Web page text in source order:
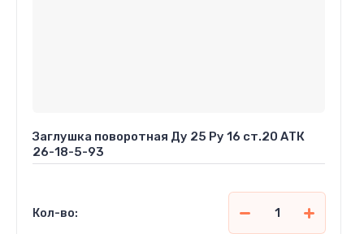
Заглушка поворотная Ду 25 Ру 16 ст.20 АТК
26-18-5-93
Кол-во: